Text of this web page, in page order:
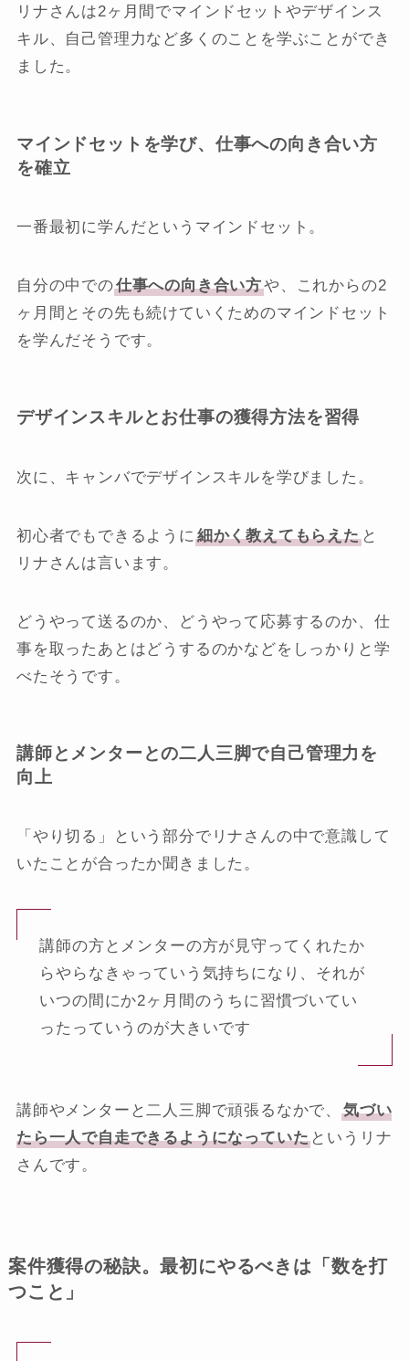
リナさんは2ヶ月間でマインドセットやデザインス
キル、自己管理力など多くのことを学ぶことができ
ました。
マインドセットを学び、仕事への向き合い方
を確立
一番最初に学んだというマインドセット。
自分の中での仕事への向き合い方や、これからの2
ヶ月間とその先も続けていくためのマインドセット
を学んだそうです。
デザインスキルとお仕事の獲得方法を習得
次に、キャンバでデザインスキルを学びました。
初心者でもできるように 細かく教えてもらえたと
リナさんは言います。
どうやって送るのか、どうやって応募するのか、仕
事を取ったあとはどうするのかなどをしっかりと学
べたそうです。
講師とメンターとの二人三脚で自己管理力を
向上
「やり切る」という部分でリナさんの中で意識して
いたことが合ったか聞きました。
講師の方とメンターの方が見守ってくれたか
らやらなきゃっていう気持ちになり、それが
いつの間にか2ヶ月間のうちに習慣づいてい
ったっていうのが大きいです
講師やメンターと二人三脚で頑張るなかで、気づい
たら一人で自走できるようになっていた というリナ
さんです。
案件獲得の秘訣。最初にやるべきは「数を打
つこと」